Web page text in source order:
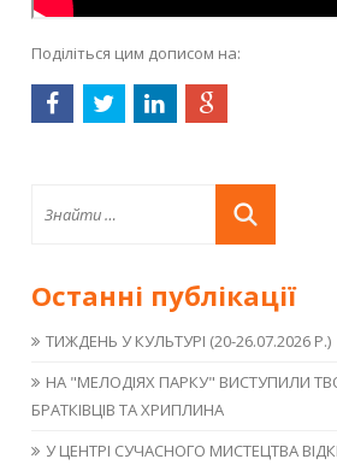
Поділіться цим дописом на:
Останні публікації
ТИЖДЕНЬ У КУЛЬТУРІ (20-26.07.2026 Р.)
НА "МЕЛОДІЯХ ПАРКУ" ВИСТУПИЛИ
БРАТКІВЦІВ ТА ХРИПЛИНА
У ЦЕНТРІ СУЧАСНОГО МИСТЕЦТВА